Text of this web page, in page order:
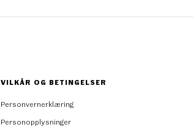
VILKÅR OG BETINGELSER
Personvernerklæring
Personopplysninger